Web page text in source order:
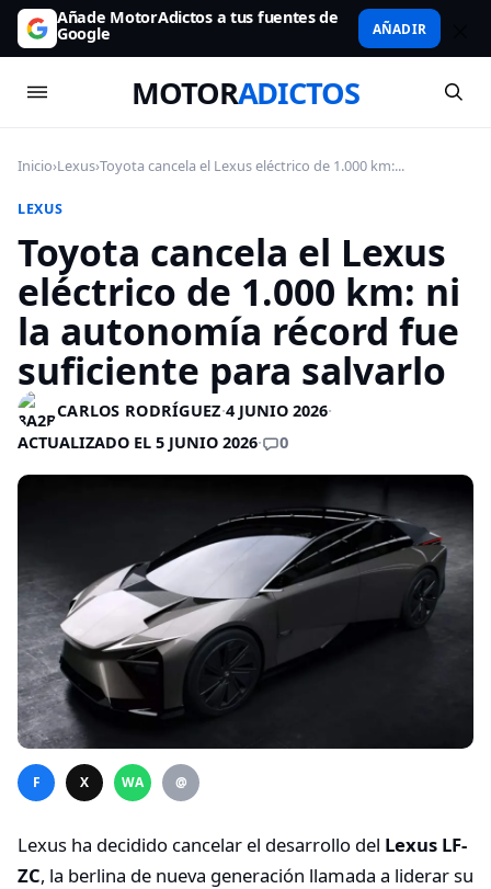
Añade MotorAdictos a tus fuentes de
Google AÑADIR
MOTORADICTOS
Inicio›Lexus›Toyota cancela el Lexus eléctrico de 1.000 km:...
LEXUS
Toyota cancela el Lexus
eléctrico de 1.000 km: ni
la autonomía récord fue
suficiente para salvarlo
CARLOS RODRÍGUEZ·4 JUNIO 2026·
ACTUALIZADO EL 5 JUNIO 2026· 0
F X WA @
Lexus ha decidido cancelar el desarrollo del Lexus LF-
ZC, la berlina de nueva generación llamada a liderar su